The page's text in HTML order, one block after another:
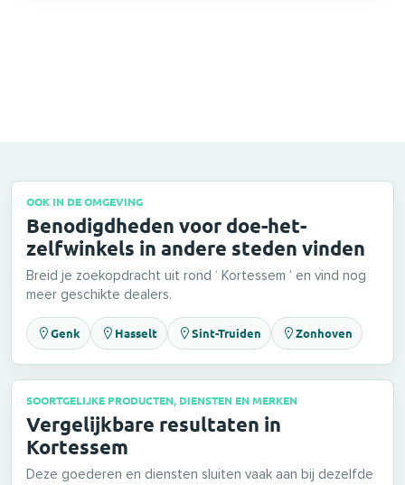
OOK IN DE OMGEVING
Benodigdheden voor doe-het-
zelfwinkels in andere steden vinden
Breid je zoekopdracht uit rond ‘ Kortessem ’ en vind nog
meer geschikte dealers.
Genk Hasselt Sint-Truiden Zonhoven
SOORTGELIJKE PRODUCTEN, DIENSTEN EN MERKEN
Vergelijkbare resultaten in
Kortessem
Deze goederen en diensten sluiten vaak aan bij dezelfde